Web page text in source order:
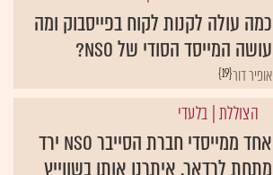
כמה עולה לקנות לקוח בפייסבוק ומה
עושה המייסד הסודי של NSO?
{19}אופיר דור
הצוללת| בלעדי
אחד ממייסדי חברת הסייבר NSO ירד